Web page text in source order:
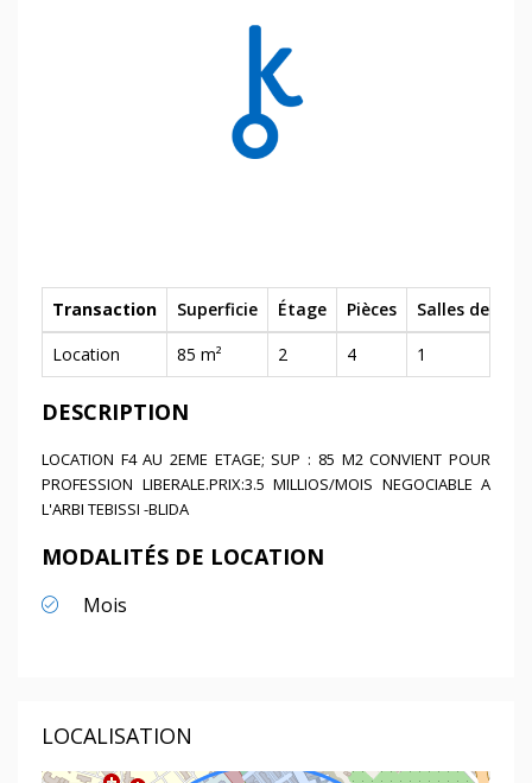
Transaction Superficie Étage Pièces
Salles de bain
Location
85 m² 2 4 1
DESCRIPTION
LOCATION F4 AU 2EME ETAGE; SUP : 85 M2 CONVIENT POUR
PROFESSION LIBERALE.PRIX:3.5 MILLIOS/MOIS NEGOCIABLE A
L'ARBI TEBISSI -BLIDA
MODALITÉS DE LOCATION
Mois
LOCALISATION